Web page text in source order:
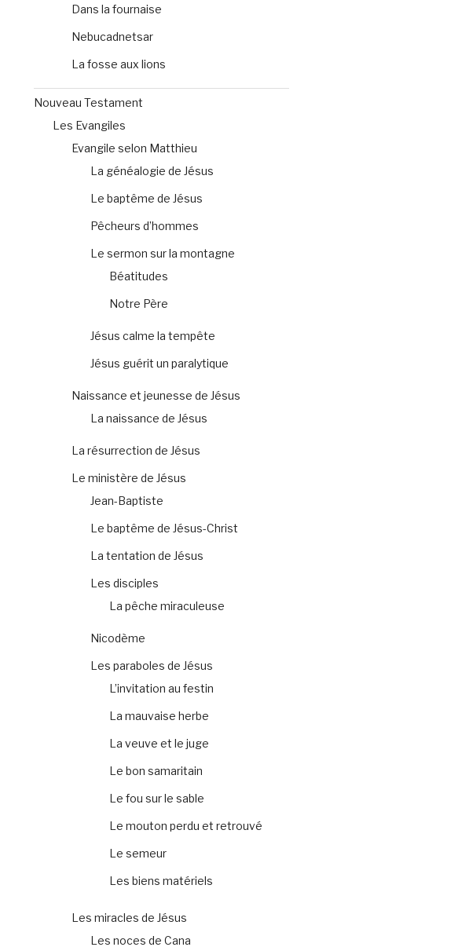
Dans la fournaise
Nebucadnetsar
La fosse aux lions
Nouveau Testament
Les Evangiles
Evangile selon Matthieu
La généalogie de Jésus
Le baptême de Jésus
Pêcheurs d’hommes
Le sermon sur la montagne
Béatitudes
Notre Père
Jésus calme la tempête
Jésus guérit un paralytique
Naissance et jeunesse de Jésus
La naissance de Jésus
La résurrection de Jésus
Le ministère de Jésus
Jean-Baptiste
Le baptême de Jésus-Christ
La tentation de Jésus
Les disciples
La pêche miraculeuse
Nicodème
Les paraboles de Jésus
L’invitation au festin
La mauvaise herbe
La veuve et le juge
Le bon samaritain
Le fou sur le sable
Le mouton perdu et retrouvé
Le semeur
Les biens matériels
Les miracles de Jésus
Les noces de Cana